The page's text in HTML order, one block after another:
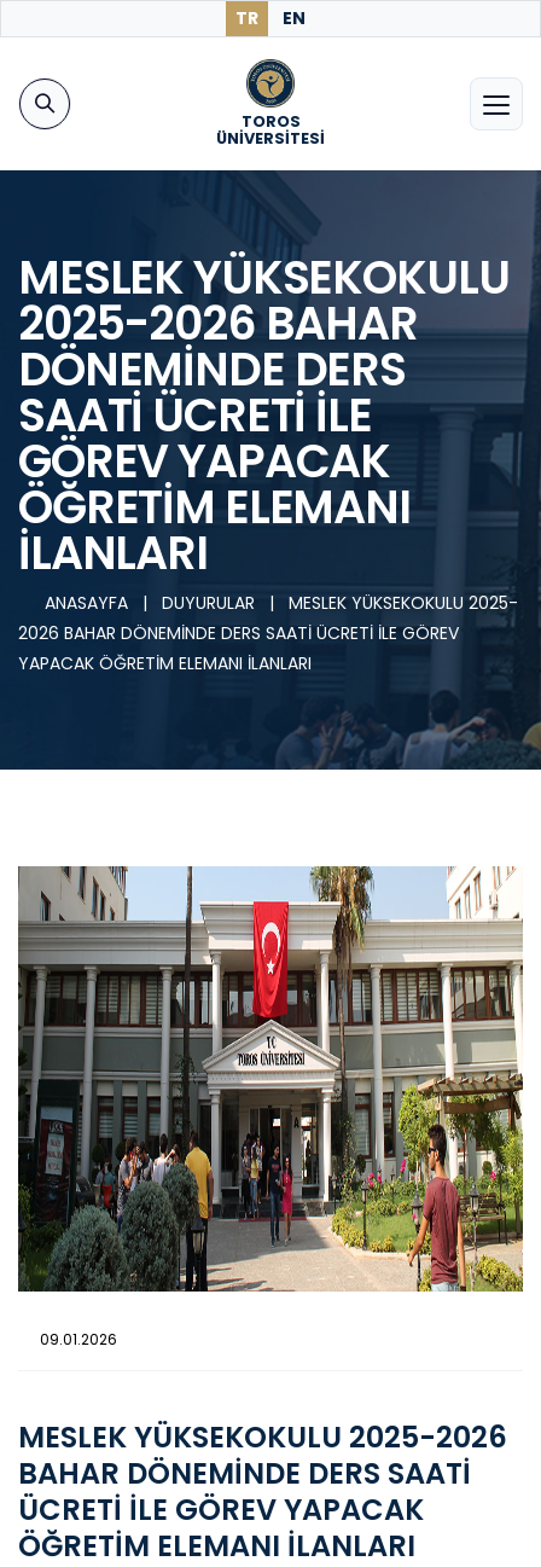
TR EN
TOROS
ÜNİVERSİTESİ
MESLEK YÜKSEKOKULU
2025-2026 BAHAR
DÖNEMİNDE DERS
SAATİ ÜCRETİ İLE
GÖREV YAPACAK
ÖĞRETİM ELEMANI
İLANLARI
ANASAYFA | DUYURULAR |
MESLEK YÜKSEKOKULU 2025-
2026 BAHAR DÖNEMİNDE DERS SAATİ ÜCRETİ İLE GÖREV
YAPACAK ÖĞRETİM ELEMANI İLANLARI
09.01.2026
MESLEK YÜKSEKOKULU 2025-2026
BAHAR DÖNEMİNDE DERS SAATİ
ÜCRETİ İLE GÖREV YAPACAK
ÖĞRETİM ELEMANI İLANLARI